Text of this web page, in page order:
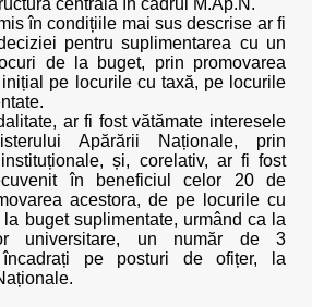
centrală în cadrul M.Ap.N.
în condițiile mai sus descrise ar fi
pentru suplimentarea cu un
de la buget, prin promovarea
pe locurile cu taxă, pe locurile
ar fi fost vătămate interesele
Apărării Naționale, prin
și, corelativ, ar fi fost
în beneficiul celor 20 de
acestora, de pe locurile cu
buget suplimentate, urmând ca la
universitare, un număr de 3
pe posturi de ofițer, la